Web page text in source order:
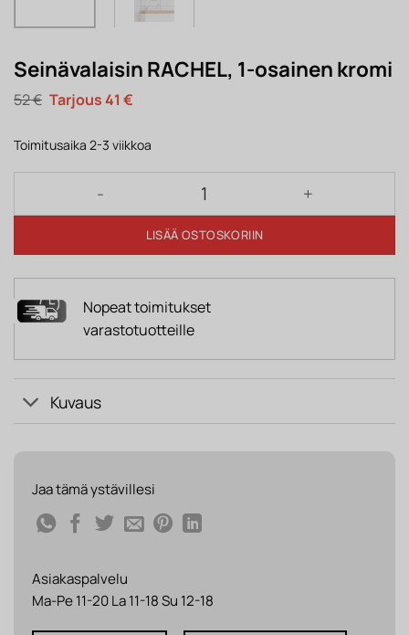
Seinävalaisin RACHEL, 1-osainen kromi
52€ Alkuperäinen
hinta
52 €.
41 €Nykyinen
41 €.
Toimitusaika 2-3 viikkoa
Seinävalaisin RACHEL, 1-osainen kromi määrä
LISÄÄ OSTOSKORIIN
Nopeat toimitukset
varastotuotteille
Kuvaus
Jaa tämä ystävillesi
Asiakaspalvelu
Ma-Pe 11-20 La 11-18 Su 12-18